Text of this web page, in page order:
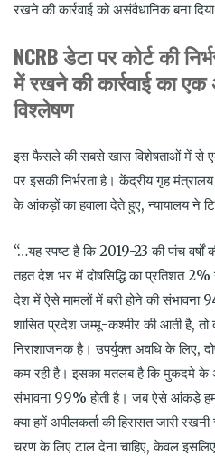
रखने की कार्रवाई को असंवैधानिक बना
NCRBडेटा पर कोर्ट की
में रखने की कार्रवाई का
विश्लेषण
इस फैसले की सबसे खास विशेषताओं में से
पर इसकी निर्भरता है। केंद्रीय गृह
के आंकड़ों का हवाला देते हुए, न्यायालय ने
“…यह स्पष्ट है कि 2019-23 की पांच
तहत देश भर में दोषसिद्धि का प्रतिशत
देश में ऐसे मामलों में बरी होने की
शासित प्रदेश जम्मू-कश्मीर की आती है, तो
निराशाजनक है। उपर्युक्त अवधि के लिए,
कम रही है। इसका मतलब है कि मुकदमे के
संभावना 99% होती है। जब ऐसे आंकड़े
क्या हमें अपीलकर्ता की हिरासत जारी
चरण के लिए टाल देना चाहिए, केवल